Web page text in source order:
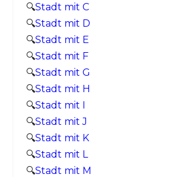
🔍Stadt mit C
🔍Stadt mit D
🔍Stadt mit E
🔍Stadt mit F
🔍Stadt mit G
🔍Stadt mit H
🔍Stadt mit I
🔍Stadt mit J
🔍Stadt mit K
🔍Stadt mit L
🔍Stadt mit M